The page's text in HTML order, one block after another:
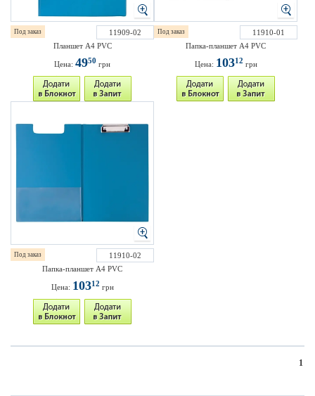
Под заказ
11909-02
Планшет А4 PVC
Цена: 4950 грн
Под заказ
11910-01
Папка-планшет A4 PVC
Цена: 10312 грн
Под заказ
11910-02
Папка-планшет A4 PVC
Цена: 10312 грн
1